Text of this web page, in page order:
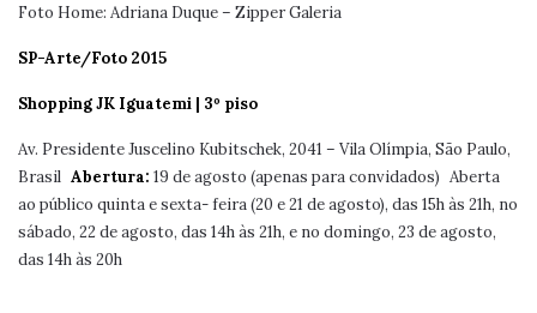
Foto Home: Adriana Duque – Zipper Galeria
SP-Arte/Foto 2015
Shopping JK Iguatemi | 3º piso
Av. Presidente Juscelino Kubitschek, 2041 – Vila Olímpia, São Paulo,
Brasil Abertura: 19 de agosto (apenas para convidados) Aberta
ao público quinta e sexta- feira (20 e 21 de agosto), das 15h às 21h, no
sábado, 22 de agosto, das 14h às 21h, e no domingo, 23 de agosto,
das 14h às 20h